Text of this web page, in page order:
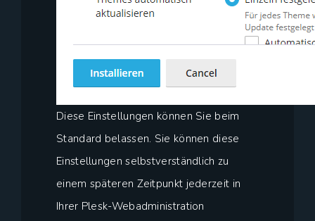
Diese Einstellungen können Sie beim
Standard belassen. Sie können diese
Einstellungen selbstverständlich zu
einem späteren Zeitpunkt jederzeit in
Ihrer Plesk-Webadministration